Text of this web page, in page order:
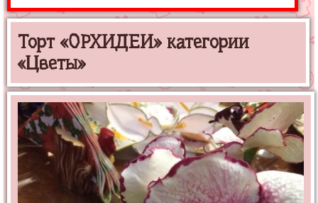
Торт «ОРХИДЕИ» категории
«Цветы»